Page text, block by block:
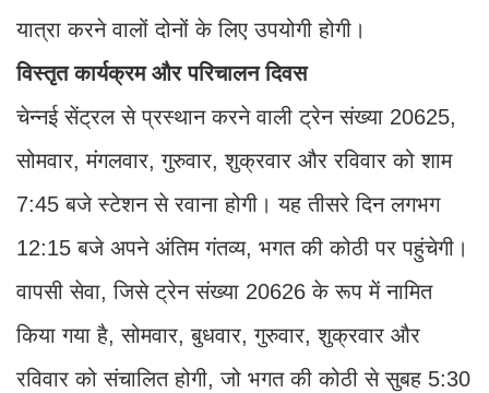
यात्रा करने वालों दोनों के लिए उपयोगी होगी।
विस्तृत कार्यक्रम और परिचालन दिवस
चेन्नई सेंट्रल से प्रस्थान करने वाली ट्रेन संख्या 20625,
सोमवार, मंगलवार, गुरुवार, शुक्रवार और रविवार को शाम
7:45 बजे स्टेशन से रवाना होगी। यह तीसरे दिन लगभग
12:15 बजे अपने अंतिम गंतव्य, भगत की कोठी पर पहुंचेगी।
वापसी सेवा, जिसे ट्रेन संख्या 20626 के रूप में नामित
किया गया है, सोमवार, बुधवार, गुरुवार, शुक्रवार और
रविवार को संचालित होगी, जो भगत की कोठी से सुबह 5:30